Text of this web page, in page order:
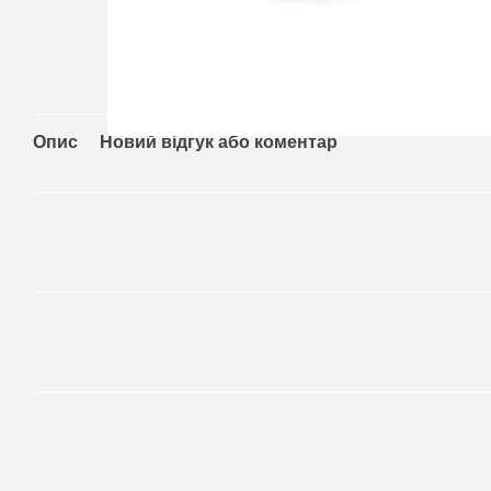
Опис Новий відгук або коментар